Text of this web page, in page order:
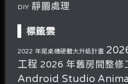
DIY 靜圖處理
標籤雲
2022 年尾桌機硬體大升級計畫
工程 2026 年舊房間整修
Android Studio Anima